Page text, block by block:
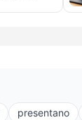
presentano